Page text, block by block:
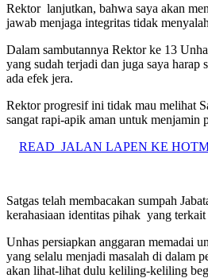
Rektor lanjutkan, bahwa saya akan
jawab menjaga integritas tidak
Dalam sambutannya Rektor ke 13
yang sudah terjadi dan juga saya harap
ada efek jera.
Rektor progresif ini tidak mau melihat
sangat rapi-apik aman untuk menjamin
READ JALAN LAPEN KE
Satgas telah membacakan sumpah
kerahasiaan identitas pihak yang terkait
Unhas persiapkan anggaran memadai
yang selalu menjadi masalah di dalam
akan lihat-lihat dulu keliling-keliling